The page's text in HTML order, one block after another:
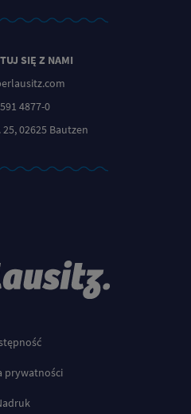
SIĘ Z NAMI
4877-0
02625 Bautzen
prywatności